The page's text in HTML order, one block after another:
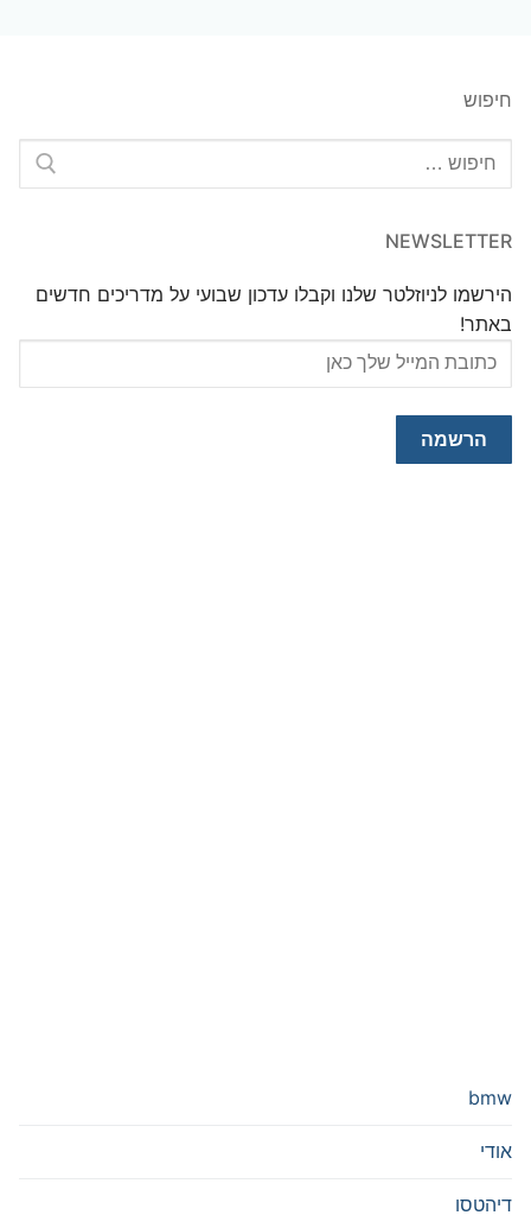
חיפוש
חפש:
NEWSLETTER
הירשמו לניוזלטר שלנו וקבלו עדכון שבועי על מדריכים חדשים
באתר!
bmw
אודי
דיהטסו